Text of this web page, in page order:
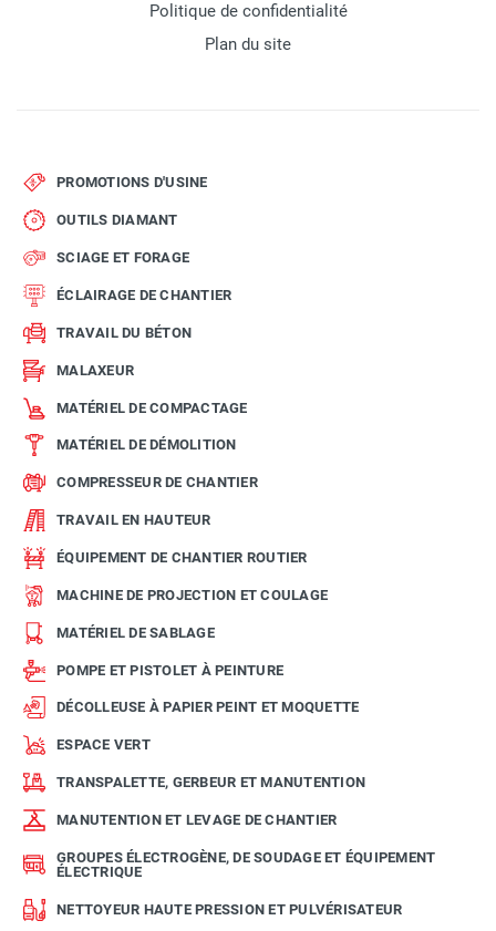
Politique de confidentialité
Plan du site
PROMOTIONS D'USINE
OUTILS DIAMANT
SCIAGE ET FORAGE
ÉCLAIRAGE DE CHANTIER
TRAVAIL DU BÉTON
MALAXEUR
MATÉRIEL DE COMPACTAGE
MATÉRIEL DE DÉMOLITION
COMPRESSEUR DE CHANTIER
TRAVAIL EN HAUTEUR
ÉQUIPEMENT DE CHANTIER ROUTIER
MACHINE DE PROJECTION ET COULAGE
MATÉRIEL DE SABLAGE
POMPE ET PISTOLET À PEINTURE
DÉCOLLEUSE À PAPIER PEINT ET MOQUETTE
ESPACE VERT
TRANSPALETTE, GERBEUR ET MANUTENTION
MANUTENTION ET LEVAGE DE CHANTIER
GROUPES ÉLECTROGÈNE, DE SOUDAGE ET ÉQUIPEMENT
ÉLECTRIQUE
NETTOYEUR HAUTE PRESSION ET PULVÉRISATEUR